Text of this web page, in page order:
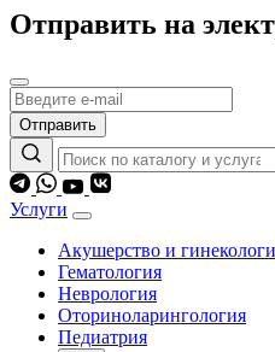
Отправить на
Отправить
Услуги
Акушерство и
Гематология
Неврология
Оториноларингология
Педиатрия